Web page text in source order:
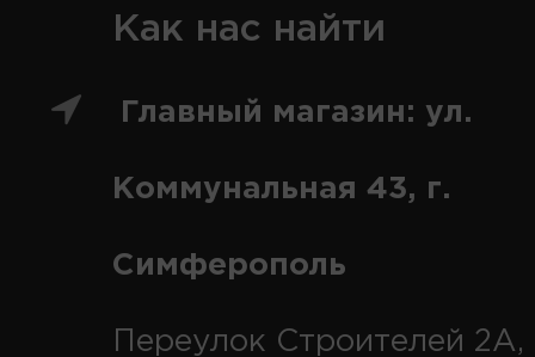
Как нас найти
Главный магазин: ул.
Коммунальная 43, г.
Симферополь
Переулок Строителей 2А,